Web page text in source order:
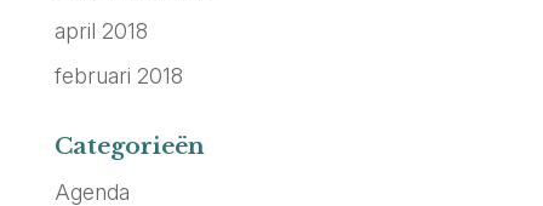
april 2018
februari 2018
Categorieën
Agenda